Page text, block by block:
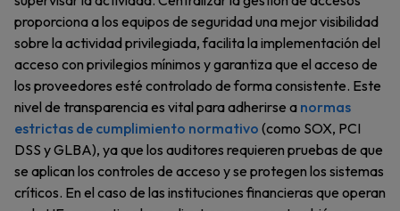
proporciona a los equipos de seguridad una mejor visibilidad
sobre la actividad privilegiada, facilita la implementación del
acceso con privilegios mínimos y garantiza que el acceso de
los proveedores esté controlado de forma consistente. Este
nivel de transparencia es vital para adherirse a normas
estrictas de cumplimiento normativo (como SOX, PCI
DSS y GLBA), ya que los auditores requieren pruebas de que
se aplican los controles de acceso y se protegen los sistemas
críticos. En el caso de las instituciones financieras que operan